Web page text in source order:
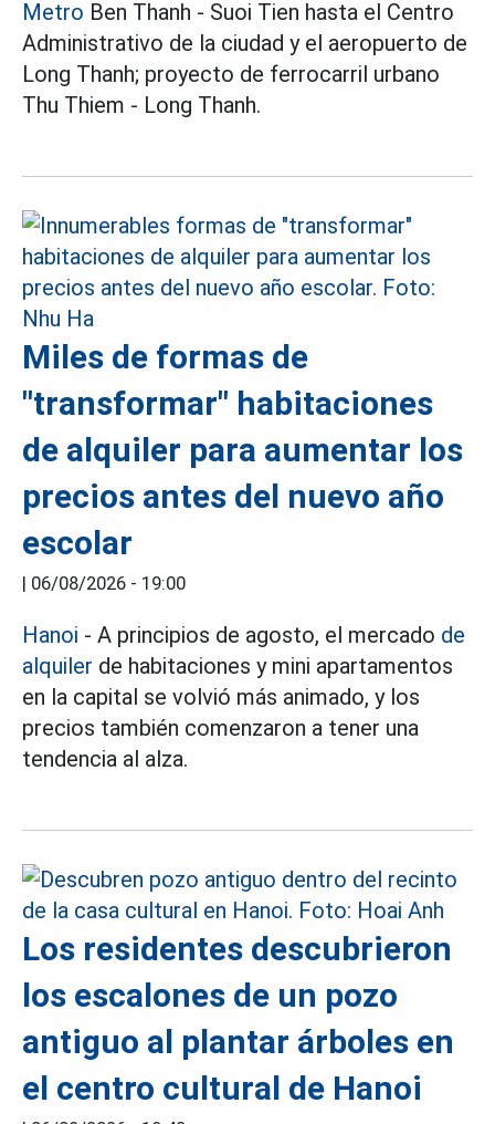
Metro Ben Thanh - Suoi Tien hasta el Centro
Administrativo de la ciudad y el aeropuerto de
Long Thanh; proyecto de ferrocarril urbano
Thu Thiem - Long Thanh.
Miles de formas de
"transformar" habitaciones
de alquiler para aumentar los
precios antes del nuevo año
escolar
| 06/08/2026 - 19:00
Hanoi - A principios de agosto, el mercado de
alquiler de habitaciones y mini apartamentos
en la capital se volvió más animado, y los
precios también comenzaron a tener una
tendencia al alza.
Los residentes descubrieron
los escalones de un pozo
antiguo al plantar árboles en
el centro cultural de Hanoi